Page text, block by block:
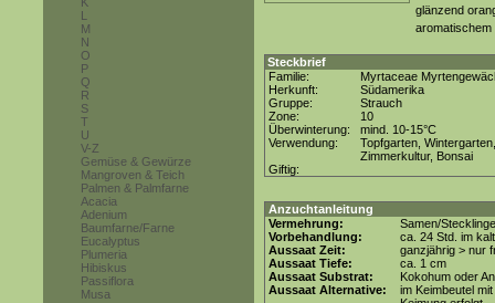
L
M
N
O
P
Q
R
S
T
U
V-Z
Gemüse & Gewürze
Mangroven & Teich
Palmen & Palmfarne
Acacia
Adenium
Baumfarne/Farne
Eucalyptus
Plumeria
Hibiskus
Passiflora
Musa
glänzend
Steckbrief
Familie:
Myrtaceae
Herkunft:
Südamerika
Gruppe:
Strauch
Zone:
10
Überwinterung:
mind. 10-15°C
Verwendung:
Topfgarten, Wintergarten,
Zimmerkultur, Bonsai
Giftig:
Anzuchtanleitung
Vermehrung:
Samen/Stecklinge
Vorbehandlung:
ca. 24 Std. im
Aussaat Zeit:
ganzjährig > nur
Aussaat Tiefe:
ca. 1 cm
Aussaat Substrat:
Kokohum oder
Aussaat Alternative:
im Keimbeutel